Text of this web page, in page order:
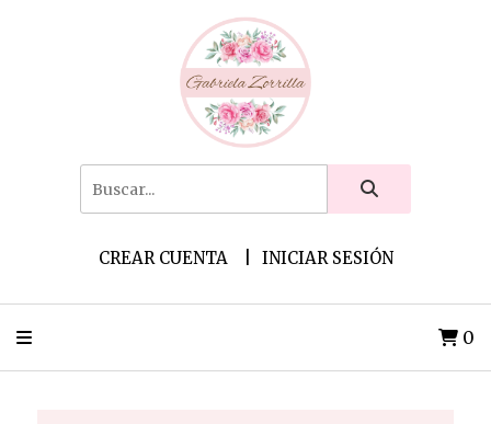
CREAR CUENTA INICIAR SESIÓN
0